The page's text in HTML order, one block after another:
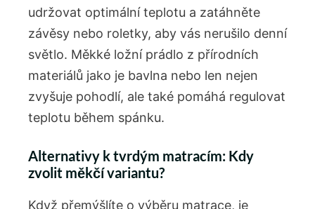
⁤udržovat⁣ optimální ⁤teplotu a zatáhněte
závěsy nebo ‌roletky, ​aby ⁢vás nerušilo denní
světlo. Měkké ložní prádlo z přírodních​
materiálů jako je bavlna nebo len nejen
zvyšuje pohodlí, ‍ale také pomáhá regulovat
teplotu během spánku.
Alternativy k tvrdým matracím: ‍Kdy
zvolit měkčí variantu?
Když přemýšlíte o výběru matrace, je